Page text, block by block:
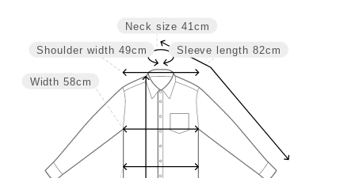
Sleeve length 82cm
Neck size 41cm
Width 58cm
Shoulder width 49cm